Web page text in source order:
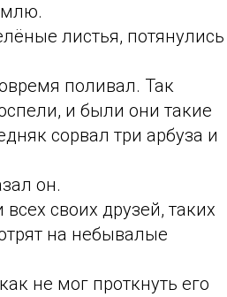
листья, потянулись
поливал. Так
и были они такие
сорвал три арбуза и
он.
своих друзей, таких
на небывалые
не мог проткнуть его